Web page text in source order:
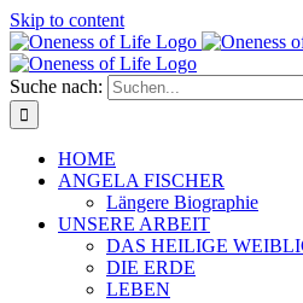
Skip to content
Suche nach:
HOME
ANGELA FISCHER
Längere Biographie
UNSERE ARBEIT
DAS HEILIGE
DIE ERDE
LEBEN